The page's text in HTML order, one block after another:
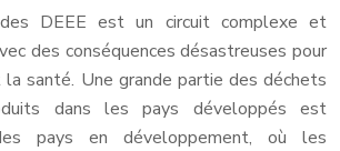
DEEE est un circuit complexe et
des conséquences désastreuses pour
la santé. Une grande partie des déchets
dans les pays développés est
pays en développement, où les